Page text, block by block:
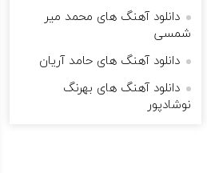
دانلود آهنگ های محمد میر
شمسی
دانلود آهنگ های حامد آریان
دانلود آهنگ های بهرنگ
نوشادپور